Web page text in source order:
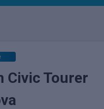
Civic Tourer